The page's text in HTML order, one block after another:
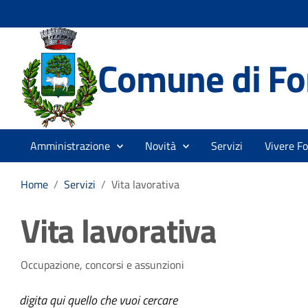
Comune di
Amministrazione Novità Servizi Vivere
Home / Servizi / Vita lavorativa
Vita lavorativa
Occupazione, concorsi e assunzioni
digita qui quello che vuoi cercare